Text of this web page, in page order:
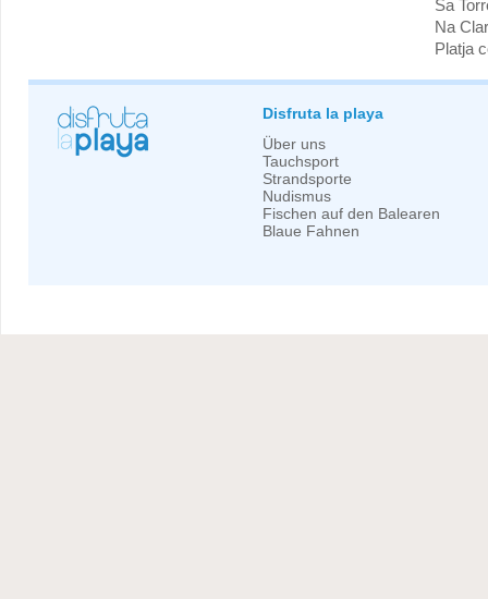
Sa
Na
Platja
Disfruta la playa
Über uns
Tauchsport
Strandsporte
Nudismus
Fischen auf den Balearen
Blaue Fahnen